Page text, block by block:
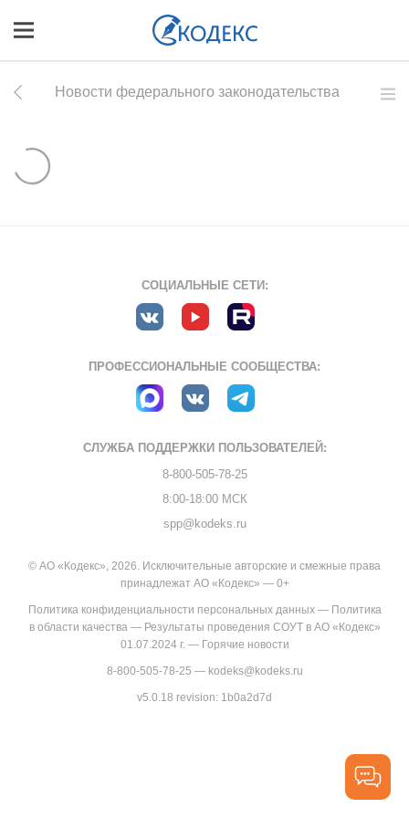
Новости федерального законодательства
СОЦИАЛЬНЫЕ СЕТИ:
ПРОФЕССИОНАЛЬНЫЕ СООБЩЕСТВА:
СЛУЖБА ПОДДЕРЖКИ ПОЛЬЗОВАТЕЛЕЙ:
8-800-505-78-25
8:00-18:00 МСК
spp@kodeks.ru
© АО «Кодекс», 2026. Исключительные авторские и смежные права
принадлежат АО «Кодекс» — 0+
Политика конфиденциальности персональных данных— Политика
в области качества— Результаты проведения СОУТ в АО «Кодекс»
01.07.2024 г.— Горячие новости
8-800-505-78-25 — kodeks@kodeks.ru
v5.0.18 revision: 1b0a2d7d